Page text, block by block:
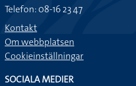
Telefon: 08-16 23 47
Kontakt
Om webbplatsen
Cookieinställningar
SOCIALA MEDIER